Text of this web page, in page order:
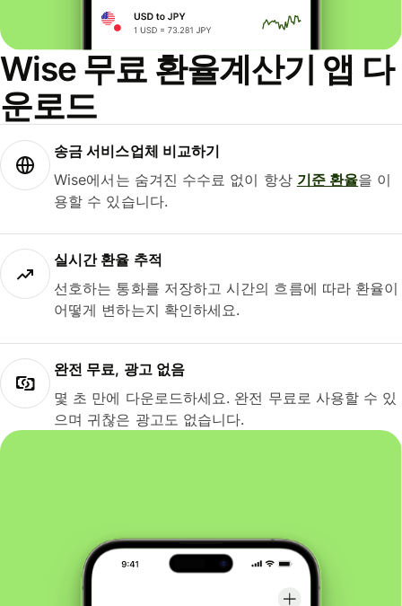
Wise 무료 환율계산기 앱 다
운로드
송금 서비스업체 비교하기
Wise에서는 숨겨진 수수료 없이 항상 기준 환율을 이
용할 수 있습니다.
실시간 환율 추적
선호하는 통화를 저장하고 시간의 흐름에 따라 환율이
어떻게 변하는지 확인하세요.
완전 무료, 광고 없음
몇 초 만에 다운로드하세요. 완전 무료로 사용할 수 있
으며 귀찮은 광고도 없습니다.